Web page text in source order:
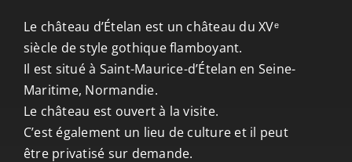
Le château d’Ételan est un château du XVᵉ
siècle de style gothique flamboyant.
Il est situé à Saint-Maurice-d’Ételan en Seine-
Maritime, Normandie.
Le château est ouvert à la visite.
C’est également un lieu de culture et il peut
être privatisé sur demande.